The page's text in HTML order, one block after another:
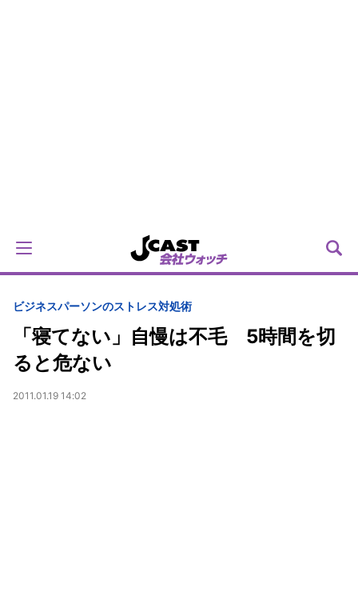
ビジネスパーソンのストレス対処術
「寝てない」自慢は不毛 5時間を切
ると危ない
2011.01.19 14:02